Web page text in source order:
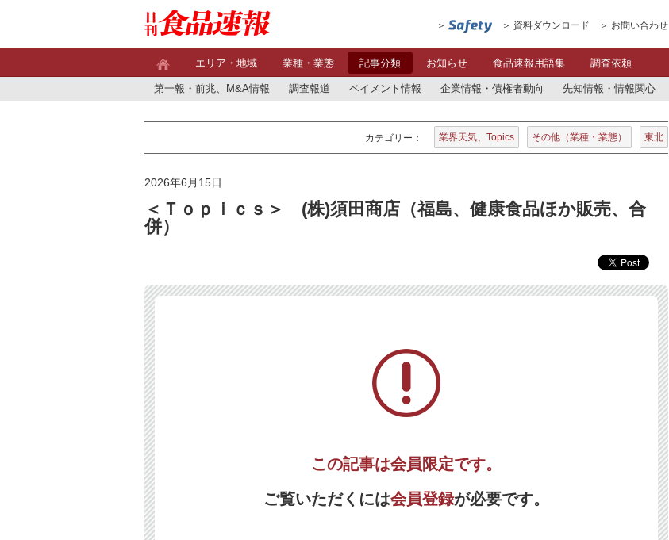
資料ダウンロード お問い合わせ
エリア・地域 業種・業態 記事分類 お知らせ 食品速報用語集 調査依頼
第一報・前兆、M&A情報 調査報道 ペイメント情報 企業情報・債権者動向 先知情報・情報関心
カテゴリー： 業界天気、Topics その他（業種・業態） 東北
2026年6月15日
＜Ｔｏｐｉｃｓ＞ (株)須田商店（福島、健康食品ほか販売、合
併）
この記事は会員限定です。
ご覧いただくには会員登録が必要です。